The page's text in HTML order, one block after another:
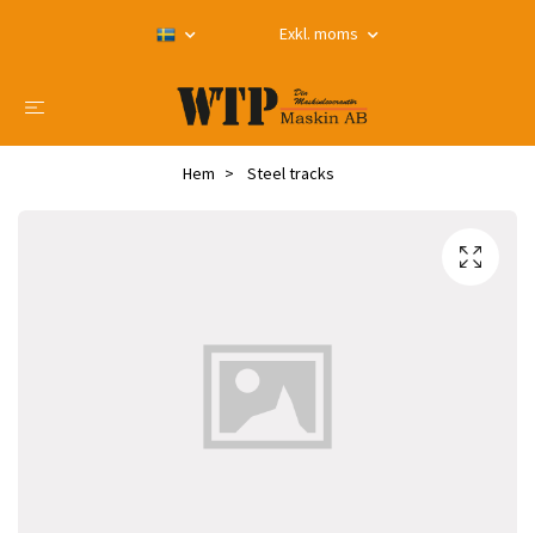
Exkl. moms
Hem Steel tracks